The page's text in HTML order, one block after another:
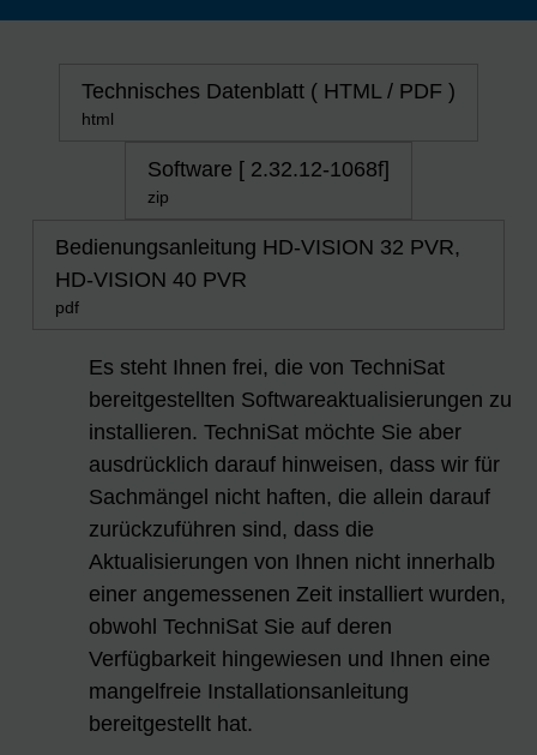
Technisches Datenblatt ( HTML / PDF )
html
Software [ 2.32.12-1068f]
zip
Bedienungsanleitung HD-VISION 32 PVR,
HD-VISION 40 PVR
pdf
Es steht Ihnen frei, die von TechniSat
bereitgestellten Softwareaktualisierungen zu
installieren. TechniSat möchte Sie aber
ausdrücklich darauf hinweisen, dass wir für
Sachmängel nicht haften, die allein darauf
zurückzuführen sind, dass die
Aktualisierungen von Ihnen nicht innerhalb
einer angemessenen Zeit installiert wurden,
obwohl TechniSat Sie auf deren
Verfügbarkeit hingewiesen und Ihnen eine
mangelfreie Installationsanleitung
bereitgestellt hat.